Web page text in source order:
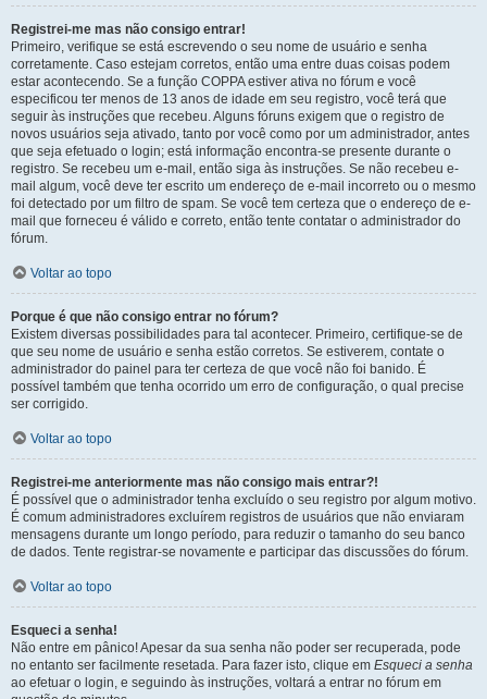
Registrei-me mas não consigo entrar!
Primeiro, verifique se está escrevendo o seu nome de usuário e senha
corretamente. Caso estejam corretos, então uma entre duas coisas podem
estar acontecendo. Se a função COPPA estiver ativa no fórum e você
especificou ter menos de 13 anos de idade em seu registro, você terá que
seguir às instruções que recebeu. Alguns fóruns exigem que o registro de
novos usuários seja ativado, tanto por você como por um administrador, antes
que seja efetuado o login; está informação encontra-se presente durante o
registro. Se recebeu um e-mail, então siga às instruções. Se não recebeu e-
mail algum, você deve ter escrito um endereço de e-mail incorreto ou o mesmo
foi detectado por um filtro de spam. Se você tem certeza que o endereço de e-
mail que forneceu é válido e correto, então tente contatar o administrador do
fórum.
Voltar ao topo
Porque é que não consigo entrar no fórum?
Existem diversas possibilidades para tal acontecer. Primeiro, certifique-se de
que seu nome de usuário e senha estão corretos. Se estiverem, contate o
administrador do painel para ter certeza de que você não foi banido. É
possível também que tenha ocorrido um erro de configuração, o qual precise
ser corrigido.
Voltar ao topo
Registrei-me anteriormente mas não consigo mais entrar?!
É possível que o administrador tenha excluído o seu registro por algum motivo.
É comum administradores excluírem registros de usuários que não enviaram
mensagens durante um longo período, para reduzir o tamanho do seu banco
de dados. Tente registrar-se novamente e participar das discussões do fórum.
Voltar ao topo
Esqueci a senha!
Não entre em pânico! Apesar da sua senha não poder ser recuperada, pode
no entanto ser facilmente resetada. Para fazer isto, clique em Esqueci a senha
ao efetuar o login, e seguindo às instruções, voltará a entrar no fórum em